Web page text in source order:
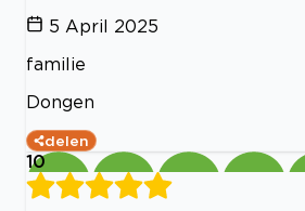
5 April 2025
familie
Dongen
delen
10